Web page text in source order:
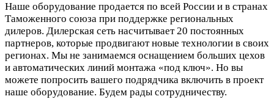
Наше оборудование продается по всей России и в странах
Таможенного союза при поддержке региональных
дилеров. Дилерская сеть насчитывает 20 постоянных
партнеров, которые продвигают новые технологии в своих
регионах. Мы не занимаемся оснащением больших цехов
и автоматических линий монтажа «под ключ». Но вы
можете попросить вашего подрядчика включить в проект
наше оборудование. Будем рады сотрудничеству.